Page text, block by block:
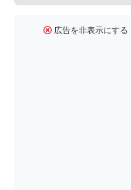
広告を非表示にする